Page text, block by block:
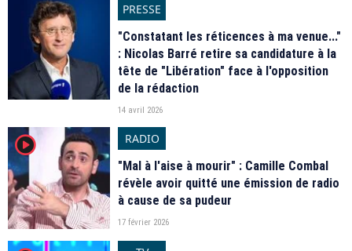
PRESSE
"Constatant les réticences à ma venue..."
: Nicolas Barré retire sa candidature à la
tête de "Libération" face à l'opposition
de la rédaction
14 avril 2026
player2
RADIO
"Mal à l'aise à mourir" : Camille Combal
révèle avoir quitté une émission de radio
à cause de sa pudeur
17 février 2026